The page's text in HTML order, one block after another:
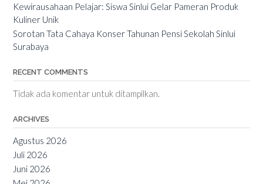
Kewirausahaan Pelajar: Siswa Sinlui Gelar Pameran Produk
Kuliner Unik
Sorotan Tata Cahaya Konser Tahunan Pensi Sekolah Sinlui
Surabaya
RECENT COMMENTS
Tidak ada komentar untuk ditampilkan.
ARCHIVES
Agustus 2026
Juli 2026
Juni 2026